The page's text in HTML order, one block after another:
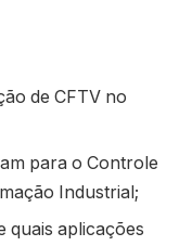
de CFTV no
para o Controle
Industrial;
quais aplicações